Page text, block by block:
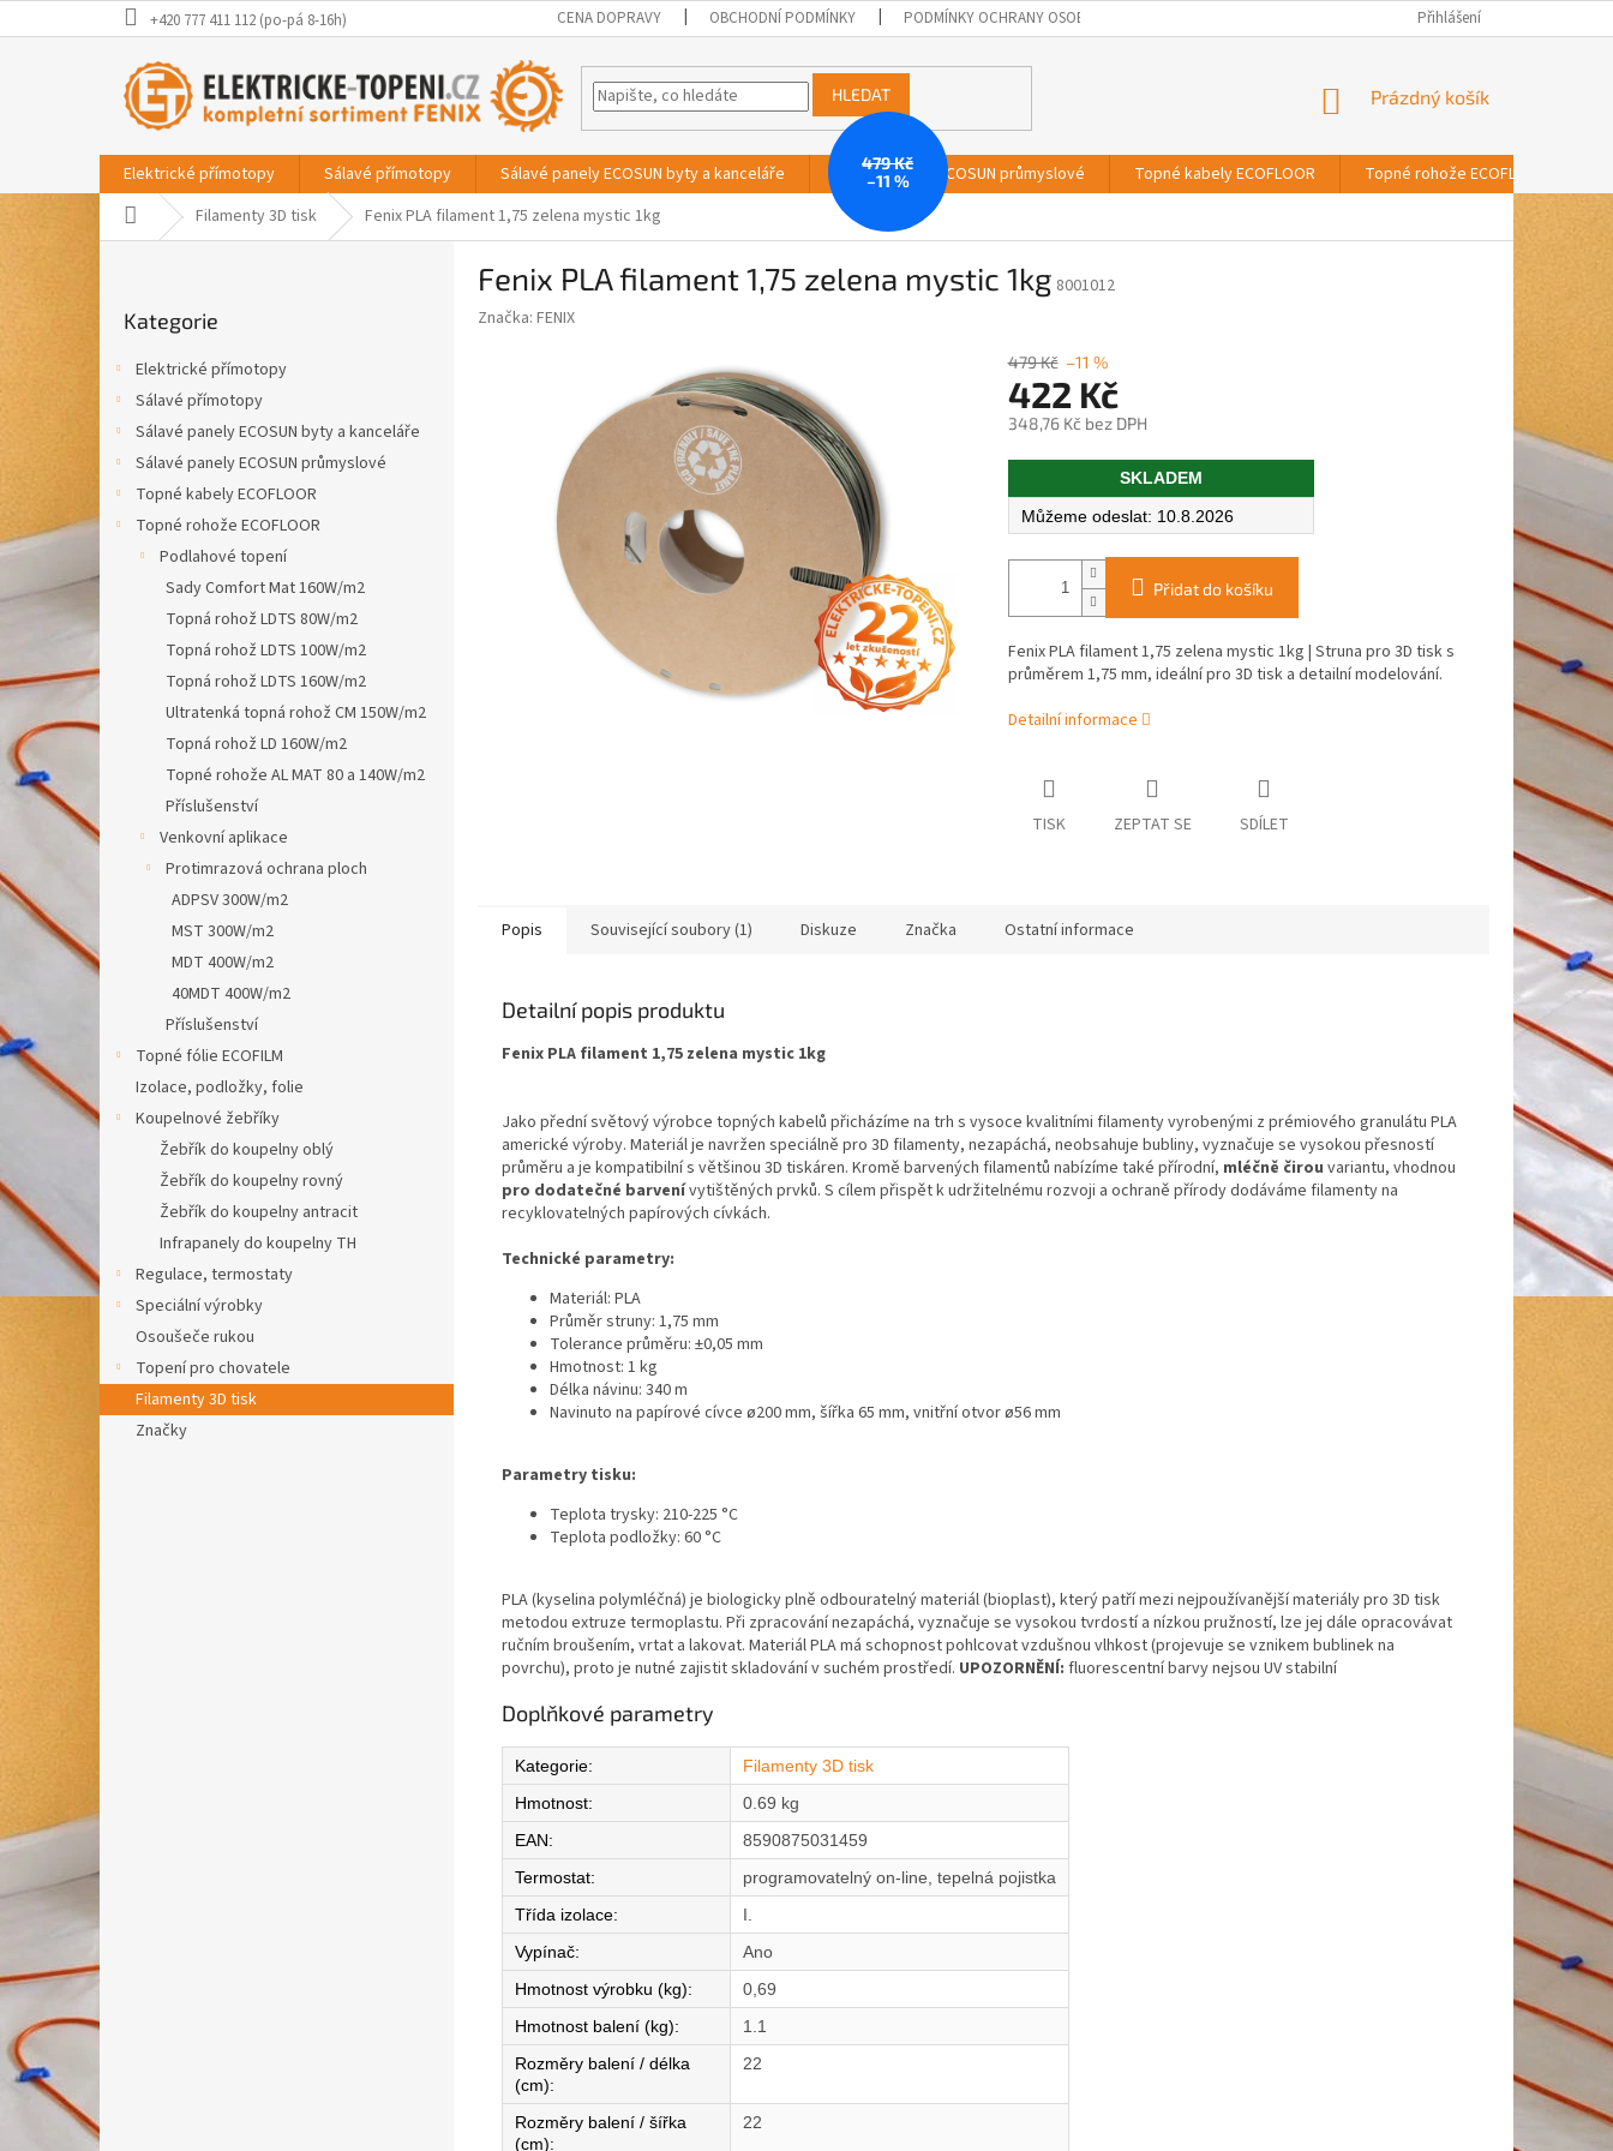
na
+420 777 411 112 (po-pá 8-16h) CENA DOPRAVY OBCHODNÍ PODMÍNKY PODMÍNKY OCHRANY OSOBNÍCH ÚDAJŮ Přihlášení
HLEDAT
NÁKUPNÍ
Prázdný košík
Elektrické přímotopy Sálavé přímotopy Sálavé panely ECOSUN byty a kanceláře Sálavé panely ECOSUN průmyslové Topné kabely ECOFLOOR Topné rohože ECOFLOOR
Domů Filamenty 3D tisk Fenix PLA filament 1,75 zelena mystic 1kg
a
e
kategorie
Kategorie
Elektrické přímotopy
Sálavé přímotopy
Sálavé panely ECOSUN byty a kanceláře
Sálavé panely ECOSUN průmyslové
Topné kabely ECOFLOOR
Topné rohože ECOFLOOR
Podlahové topení
Sady Comfort Mat 160W/m2
Topná rohož LDTS 80W/m2
Topná rohož LDTS 100W/m2
Topná rohož LDTS 160W/m2
Ultratenká topná rohož CM 150W/m2
Topná rohož LD 160W/m2
Topné rohože AL MAT 80 a 140W/m2
Příslušenství
Venkovní aplikace
Protimrazová ochrana ploch
ADPSV 300W/m2
MST 300W/m2
MDT 400W/m2
40MDT 400W/m2
Příslušenství
Topné fólie ECOFILM
Izolace, podložky, folie
Koupelnové žebříky
Žebřík do koupelny oblý
Žebřík do koupelny rovný
Žebřík do koupelny antracit
Infrapanely do koupelny TH
Regulace, termostaty
Speciální výrobky
Osoušeče rukou
Topení pro chovatele
Filamenty 3D tisk
Značky
Fenix PLA filament 1,75 zelena mystic 1kg 8001012
Značka: FENIX
479 Kč
–11 %
479 Kč –11 %
422 Kč
348,76 Kč bez DPH
Měrná
SKLADEM
10.8.2026
Přidat do košíku
Fenix PLA filament 1,75 zelena mystic 1kg | Struna pro 3D tisk s
průměrem 1,75 mm, ideální pro 3D tisk a detailní modelování.
Detailní informace
TISK ZEPTAT SE SDÍLET
Popis Související soubory (1) Diskuze Značka Ostatní informace
Detailní popis produktu
Fenix PLA filament 1,75 zelena mystic 1kg
Jako přední světový výrobce topných kabelů přicházíme na trh s vysoce kvalitními filamenty vyrobenými z prémiového granulátu PLA
americké výroby. Materiál je navržen speciálně pro 3D filamenty, nezapáchá, neobsahuje bubliny, vyznačuje se vysokou přesností
průměru a je kompatibilní s většinou 3D tiskáren. Kromě barvených filamentů nabízíme také přírodní, mléčně čirou variantu, vhodnou
pro dodatečné barvenívytištěných prvků. S cílem přispět k udržitelnému rozvoji a ochraně přírody dodáváme filamenty na
recyklovatelných papírových cívkách.
Technické parametry:
Materiál: PLA
Průměr struny: 1,75 mm
Tolerance průměru: ±0,05 mm
Hmotnost: 1 kg
Délka návinu: 340 m
Navinuto na papírové cívce ø200 mm, šířka 65 mm, vnitřní otvor ø56 mm
Parametry tisku:
Teplota trysky: 210-225 °C
Teplota podložky: 60 °C
PLA (kyselina polymléčná) je biologicky plně odbouratelný materiál (bioplast), který patří mezi nejpoužívanější materiály pro 3D tisk
metodou extruze termoplastu. Při zpracování nezapáchá, vyznačuje se vysokou tvrdostí a nízkou pružností, lze jej dále opracovávat
ručním broušením, vrtat a lakovat. Materiál PLA má schopnost pohlcovat vzdušnou vlhkost (projevuje se vznikem bublinek na
povrchu), proto je nutné zajistit skladování v suchém prostředí. UPOZORNĚNÍ: fluorescentní barvy nejsou UV stabilní
Doplňkové parametry
Kategorie:
Filamenty 3D tisk
Hmotnost:
0.69 kg
EAN:
8590875031459
Termostat:
programovatelný on-line, tepelná pojistka
Třída izolace:
I.
Vypínač:
Ano
Hmotnost výrobku (kg):
0,69
Hmotnost balení (kg):
1.1
Rozměry balení / délka
(cm):
22
Rozměry balení / šířka
(cm):
22